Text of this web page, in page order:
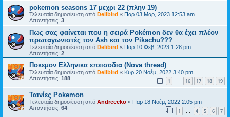
pokemon seasons 17 μεχρι 22 (πλην 19)
Τελευταία δημοσίευση από Delibird « Παρ 03 Μαρ, 2023 12:53 am
Απαντήσεις: 3
Πως σας φαίνεται που η σειρά Pokémon δεν θα έχει πλέον
πρωταγωνιστές τον Ash και τον Pikachu???
Τελευταία δημοσίευση από Delibird « Παρ 10 Φεβ, 2023 1:28 pm
Απαντήσεις: 2
Ποκεμον Ελληνικα επεισοδια (Nova thread)
Τελευταία δημοσίευση από Delibird « Κυρ 20 Νοέμ, 2022 3:40 pm
Απαντήσεις: 188 1 16 17 18 19
Ταινίες Pokemon
Τελευταία δημοσίευση από Andreecko « Παρ 18 Νοέμ, 2022 2:05 pm
Απαντήσεις: 64 1 … 4 5 6 7